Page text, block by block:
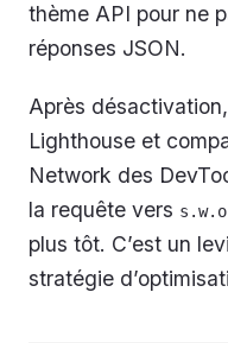
thème API pour ne
réponses JSON.
Après
Lighthouse et
Network des
la requête vers
plus tôt. C’est un
stratégie